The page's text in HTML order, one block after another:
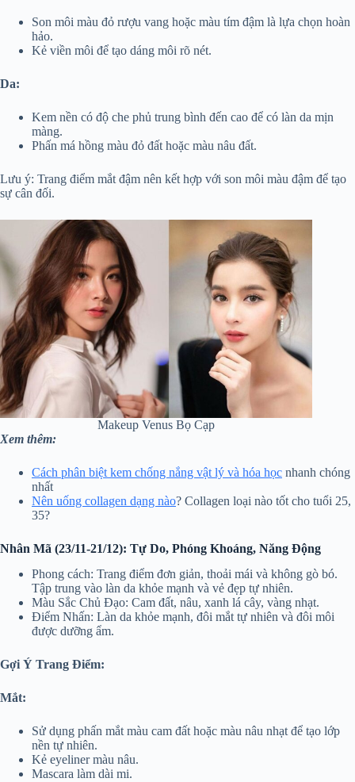
Son môi màu đỏ rượu vang hoặc màu tím đậm là lựa chọn hoàn
hảo.
Kẻ viền môi để tạo dáng môi rõ nét.
Da:
Kem nền có độ che phủ trung bình đến cao để có làn da mịn
màng.
Phấn má hồng màu đỏ đất hoặc màu nâu đất.
Lưu ý: Trang điểm mắt đậm nên kết hợp với son môi màu đậm để tạo
sự cân đối.
Makeup Venus Bọ Cạp
Xem thêm:
Cách phân biệt kem chống nắng vật lý và hóa học nhanh chóng
nhất
Nên uống collagen dạng nào? Collagen loại nào tốt cho tuổi 25,
35?
Nhân Mã (23/11-21/12): Tự Do, Phóng Khoáng, Năng Động
Phong cách: Trang điểm đơn giản, thoải mái và không gò bó.
Tập trung vào làn da khỏe mạnh và vẻ đẹp tự nhiên.
Màu Sắc Chủ Đạo: Cam đất, nâu, xanh lá cây, vàng nhạt.
Điểm Nhấn: Làn da khỏe mạnh, đôi mắt tự nhiên và đôi môi
được dưỡng ẩm.
Gợi Ý Trang Điểm:
Mắt:
Sử dụng phấn mắt màu cam đất hoặc màu nâu nhạt để tạo lớp
nền tự nhiên.
Kẻ eyeliner màu nâu.
Mascara làm dài mi.